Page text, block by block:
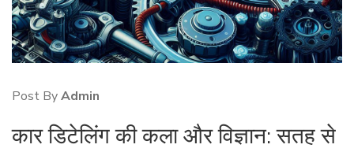
Post ByAdmin
कार डिटेलिंग की कला और विज्ञान: सतह से